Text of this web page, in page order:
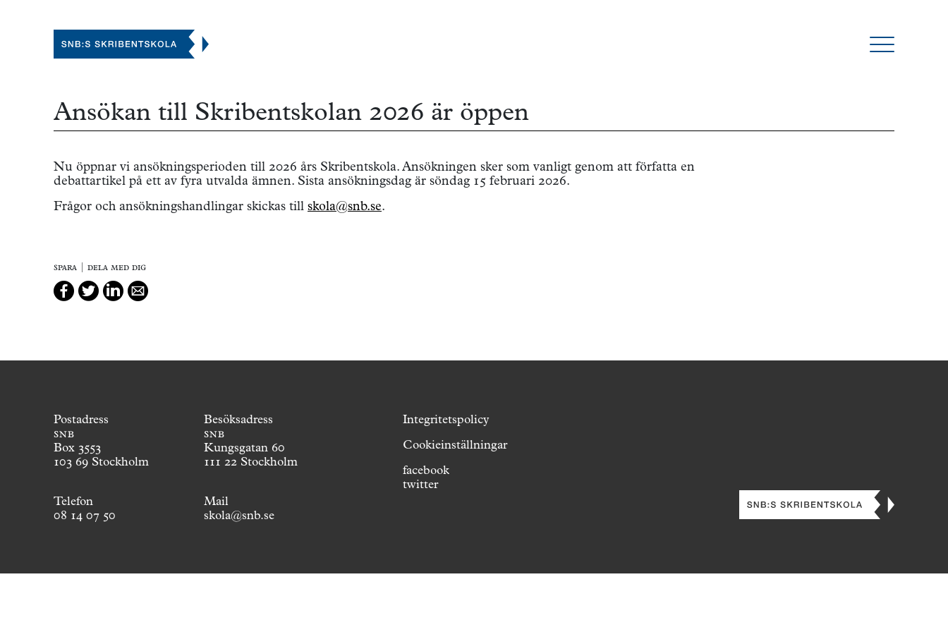
Ansökan till Skribentskolan 2026 är öppen
Nu öppnar vi ansökningsperioden till 2026 års Skribentskola. Ansökningen sker som vanligt genom att författa en
debattartikel på ett av fyra utvalda ämnen. Sista ansökningsdag är söndag 15 februari 2026.
Frågor och ansökningshandlingar skickas till skola@snb.se.
spara | dela med dig
Postadress
snb
Box 3553
103 69 Stockholm
Telefon
08 14 07 50
Besöksadress
snb
Kungsgatan 60
111 22 Stockholm
Mail
skola@snb.se
Integritetspolicy
Cookieinställningar
facebook
twitter